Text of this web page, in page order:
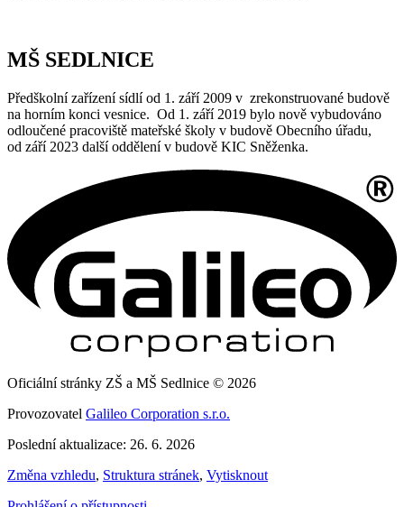
MŠ SEDLNICE
Předškolní zařízení sídlí od 1. září 2009 v zrekonstruované budově
na horním konci vesnice. Od 1. září 2019 bylo nově vybudováno
odloučené pracoviště mateřské školy v budově Obecního úřadu,
od září 2023 další oddělení v budově KIC Sněženka.
Oficiální stránky ZŠ a MŠ Sedlnice © 2026
Provozovatel Galileo Corporation s.r.o.
Poslední aktualizace: 26. 6. 2026
Změna vzhledu, Struktura stránek, Vytisknout